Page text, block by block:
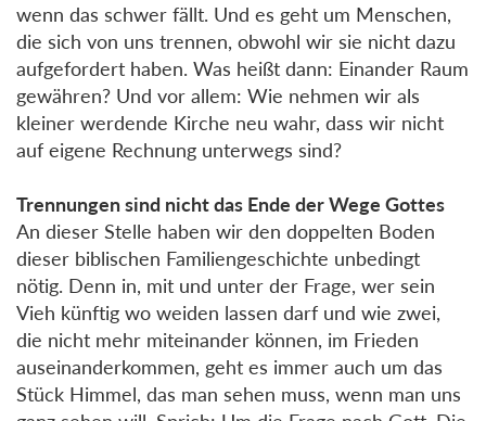
wenn das schwer fällt. Und es geht um Menschen,
die sich von uns trennen, obwohl wir sie nicht dazu
aufgefordert haben. Was heißt dann: Einander Raum
gewähren? Und vor allem: Wie nehmen wir als
kleiner werdende Kirche neu wahr, dass wir nicht
auf eigene Rechnung unterwegs sind?
Trennungen sind nicht das Ende der Wege Gottes
An dieser Stelle haben wir den doppelten Boden
dieser biblischen Familiengeschichte unbedingt
nötig. Denn in, mit und unter der Frage, wer sein
Vieh künftig wo weiden lassen darf und wie zwei,
die nicht mehr miteinander können, im Frieden
auseinanderkommen, geht es immer auch um das
Stück Himmel, das man sehen muss, wenn man uns